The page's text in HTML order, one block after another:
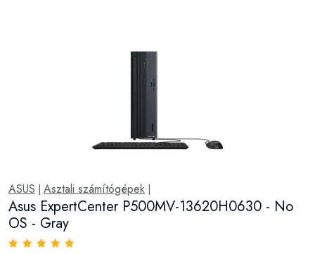
ASUS | Asztali számítógépek |
Asus ExpertCenter P500MV-13620H0630 - No
OS - Gray